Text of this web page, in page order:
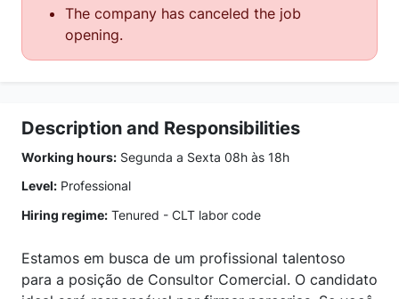
The company has canceled the job
opening.
Description and Responsibilities
Working hours: Segunda a Sexta 08h às 18h
Level: Professional
Hiring regime: Tenured - CLT labor code
Estamos em busca de um profissional talentoso
para a posição de Consultor Comercial. O candidato